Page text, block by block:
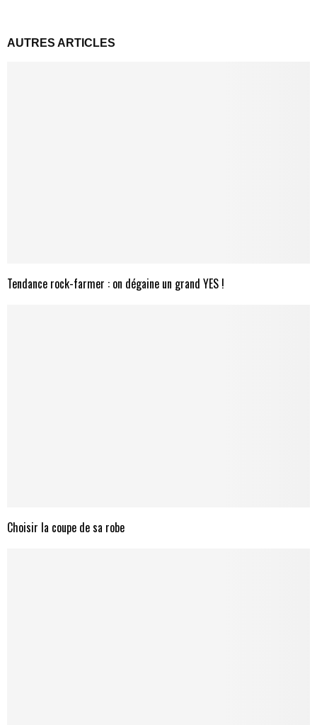
AUTRES ARTICLES
Tendance rock-farmer : on dégaine un grand YES !
Choisir la coupe de sa robe